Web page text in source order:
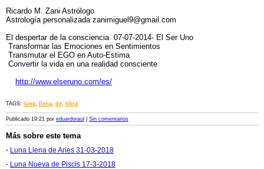
Ricardo M. Zani Astrólogo
Astrología personalizada zanimiguel9@gmail.com
El despertar de la consciencia 07-07-2014- El Ser Uno
Transformar las Emociones en Sentimientos
Transmutar el EGO en Auto-Estima
Convertir la vida en una realidad consciente
http://www.elseruno.com/es/
TAGS: luna, llena, de, libra
Publicado 19:21 por eduardoraul Sin comentarios
Más sobre este tema
· Luna Llena de Aries 31-03-2018
· Luna Nueva de Piscis 17-3-2018